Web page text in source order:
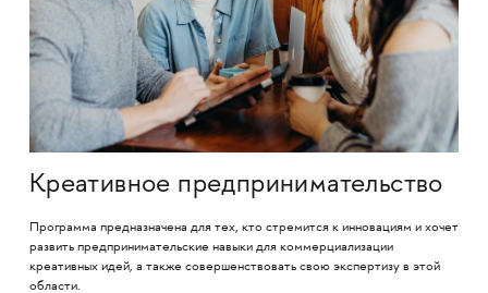
Креативное предпринимательство
Программа предназначена для тех, кто стремится к инновациям и хочет
развить предпринимательские навыки для коммерциализации
креативных идей, а также совершенствовать свою экспертизу в этой
области.